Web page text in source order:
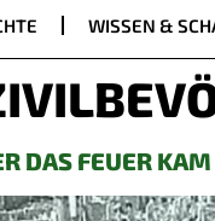
WISSEN &
DAS FEUER KAM